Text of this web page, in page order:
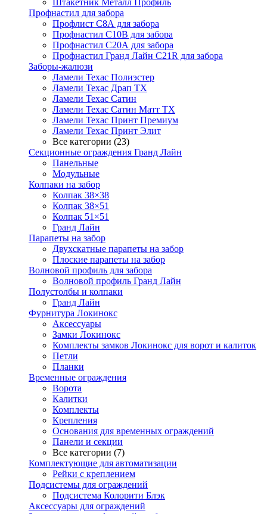
Штакетник Металл Профиль
Профнастил для забора
Профлист С8А для забора
Профнастил С10В для забора
Профнастил С20А для забора
Профнастил Гранд Лайн С21R для забора
Заборы-жалюзи
Ламели Техас Полиэстер
Ламели Техас Драп ТХ
Ламели Техас Сатин
Ламели Техас Сатин Матт ТХ
Ламели Техас Принт Премиум
Ламели Техас Принт Элит
Все категории (23)
Секционные ограждения Гранд Лайн
Панельные
Модульные
Колпаки на забор
Колпак 38×38
Колпак 38×51
Колпак 51×51
Гранд Лайн
Парапеты на забор
Двухскатные парапеты на забор
Плоские парапеты на забор
Волновой профиль для забора
Волновой профиль Гранд Лайн
Полустолбы и колпаки
Гранд Лайн
Фурнитура Локинокс
Аксессуары
Замки Локинокс
Комплекты замков Локинокс для ворот и калиток
Петли
Планки
Временные ограждения
Ворота
Калитки
Комплекты
Крепления
Основания для временных ограждений
Панели и секции
Все категории (7)
Комплектующие для автоматизации
Рейки с креплением
Подсистемы для ограждений
Подсистема Колорити Блэк
Аксессуары для ограждений